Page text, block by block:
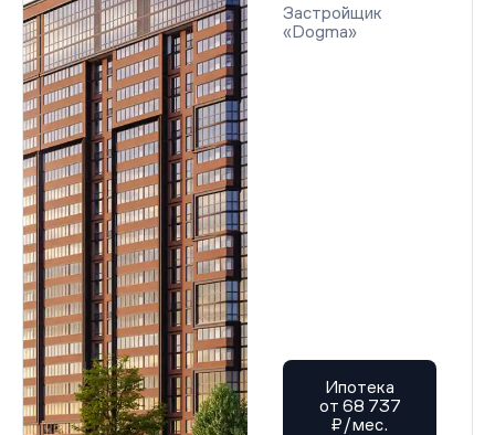
Застройщик
«Dogma»
Ипотека
от 68 737
₽/мес.